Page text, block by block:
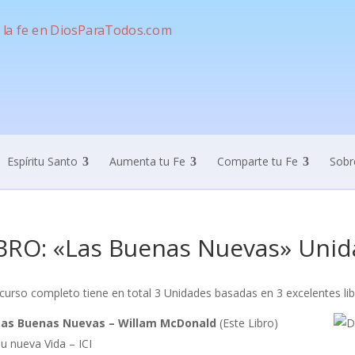
Espíritu Santo Aumenta tu Fe Comparte tu Fe
«Las Buenas Nuevas»
completo tiene en total 3 Unidades basadas en 3 excelentes
Buenas Nuevas – Willam McDonald (Este Libro)
nueva Vida – ICI